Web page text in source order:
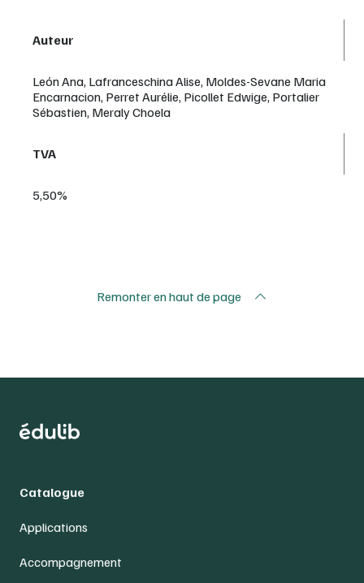
Auteur
León Ana, Lafranceschina Alise, Moldes-Sevane Maria
Encarnacion, Perret Aurélie, Picollet Edwige, Portalier
Sébastien, Meraly Choela
TVA
5,50%
Remonter en haut de page
Catalogue
Applications
Accompagnement